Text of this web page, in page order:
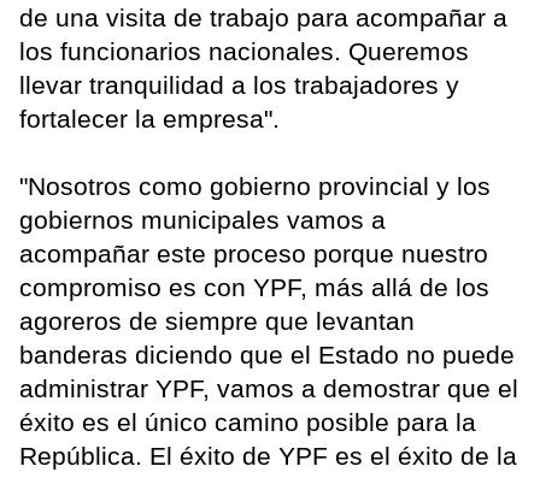
de una visita de trabajo para acompañar a
los funcionarios nacionales. Queremos
llevar tranquilidad a los trabajadores y
fortalecer la empresa".
"Nosotros como gobierno provincial y los
gobiernos municipales vamos a
acompañar este proceso porque nuestro
compromiso es con YPF, más allá de los
agoreros de siempre que levantan
banderas diciendo que el Estado no puede
administrar YPF, vamos a demostrar que el
éxito es el único camino posible para la
República. El éxito de YPF es el éxito de la